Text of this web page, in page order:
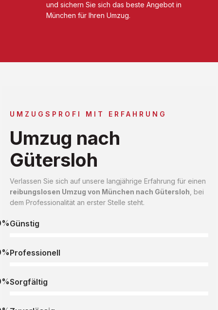
und sichern Sie sich das beste Angebot in
München für Ihren Umzug.
UMZUGSPROFI MIT ERFAHRUNG
Umzug nach
Gütersloh
Verlassen Sie sich auf unsere langjährige Erfahrung für einen
reibungslosen Umzug von München nach Gütersloh , bei
dem Professionalität an erster Stelle steht.
Günstig
Professionell
Sorgfältig